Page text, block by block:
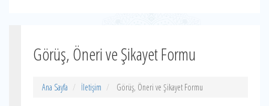
Görüş, Öneri ve Şikayet Formu
Ana Sayfa İletişim Görüş, Öneri ve Şikayet Formu